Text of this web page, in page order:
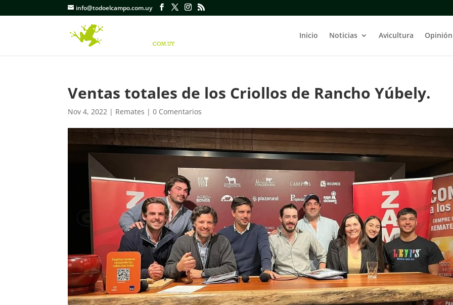
info@todoelcampo.com.uy
Inicio Noticias Avicultura Opinión
Ventas totales de los Criollos de Rancho Yúbely.
Nov 4, 2022 | Remates |0 Comentarios